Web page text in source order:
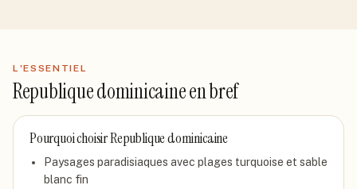
L'ESSENTIEL
Republique dominicaineen bref
Pourquoi choisirRepublique dominicaine
Paysages paradisiaques avec plages turquoise et sable
blanc fin